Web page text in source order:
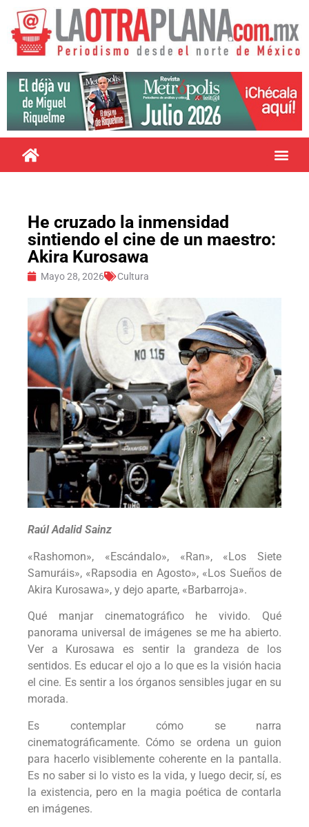
He cruzado la inmensidad
sintiendo el cine de un maestro:
Akira Kurosawa
Mayo 28, 2026 Cultura
Raúl Adalid Sainz
«Rashomon», «Escándalo», «Ran», «Los Siete
Samuráis», «Rapsodia en Agosto», «Los Sueños de
Akira Kurosawa», y dejo aparte, «Barbarroja».
Qué manjar cinematográfico he vivido. Qué
panorama universal de imágenes se me ha abierto.
Ver a Kurosawa es sentir la grandeza de los
sentidos. Es educar el ojo a lo que es la visión hacia
el cine. Es sentir a los órganos sensibles jugar en su
morada.
Es contemplar cómo se narra
cinematográficamente. Cómo se ordena un guion
para hacerlo visiblemente coherente en la pantalla.
Es no saber si lo visto es la vida, y luego decir, sí, es
la existencia, pero en la magia poética de contarla
en imágenes.